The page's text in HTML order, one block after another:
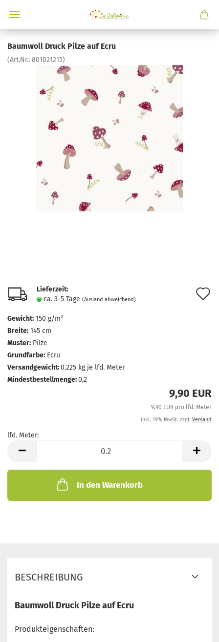
Baumwoll Druck Pilze auf Ecru
(Art.Nr.: 801021215)
Lieferzeit:
ca. 3-5 Tage (Ausland abweichend)
Gewicht: 150 g/m²
Breite: 145 cm
Muster: Pilze
Grundfarbe: Ecru
Versandgewicht:0.225 kg je lfd. Meter
Mindestbestellmenge:0,2
9,90 EUR
9,90 EUR pro lfd. Meter
inkl. 19% MwSt. zzgl. Versand
lfd. Meter:
Meter
In den Warenkorb
BESCHREIBUNG
Baumwoll Druck Pilze auf Ecru
Produkteigenschaften: